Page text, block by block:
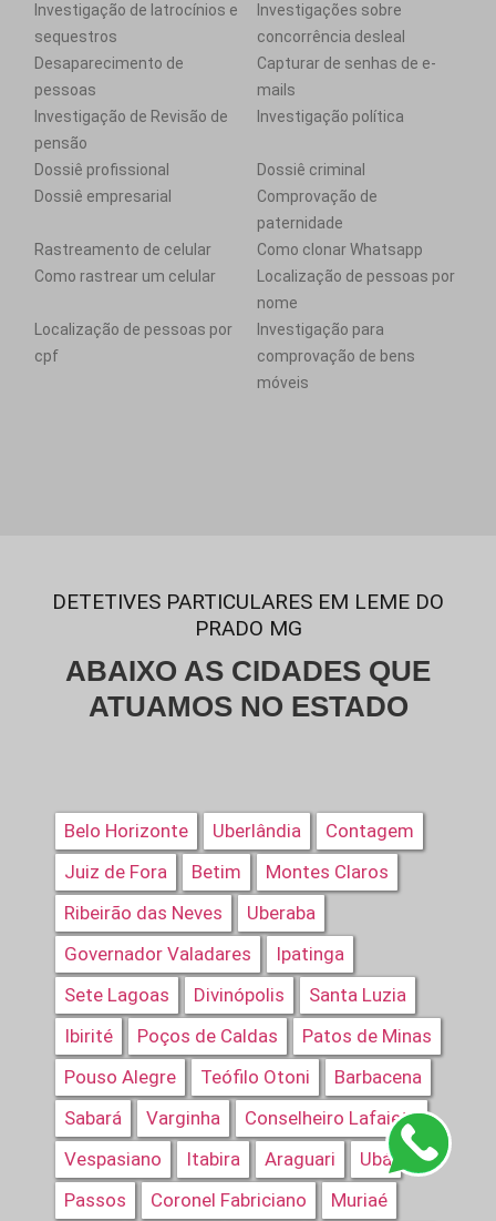
Investigação de latrocínios e
sequestros
Investigações sobre
concorrência desleal
Desaparecimento de
pessoas
Capturar de senhas de e-
mails
Investigação de Revisão de
pensão
Investigação política
Dossiê profissional
Dossiê criminal
Dossiê empresarial
Comprovação de
paternidade
Rastreamento de celular
Como clonar Whatsapp
Como rastrear um celular
Localização de pessoas por
nome
Localização de pessoas por
cpf
Investigação para
comprovação de bens
móveis
DETETIVES PARTICULARES EM LEME DO
PRADO MG
ABAIXO AS CIDADES QUE
ATUAMOS NO ESTADO
Belo Horizonte Uberlândia
Contagem
Juiz de Fora
Betim
Montes Claros
Ribeirão das Neves
Uberaba
Governador Valadares
Ipatinga
Sete Lagoas
Divinópolis
Santa Luzia
Ibirité
Poços de Caldas
Patos de Minas
Pouso Alegre
Teófilo Otoni
Barbacena
Sabará
Varginha
Conselheiro Lafaiete
Vespasiano
Itabira Araguari
Ubá
Passos
Coronel Fabriciano Muriaé